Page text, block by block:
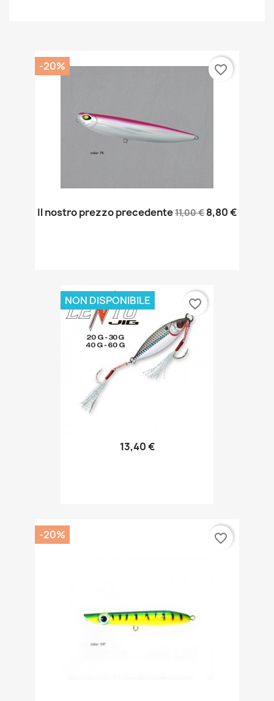
Il nostro prezzo precedente11,00 € 8,80 €
-20% favorite_border
13,40 €
NON DISPONIBILE favorite_border
-20% favorite_border